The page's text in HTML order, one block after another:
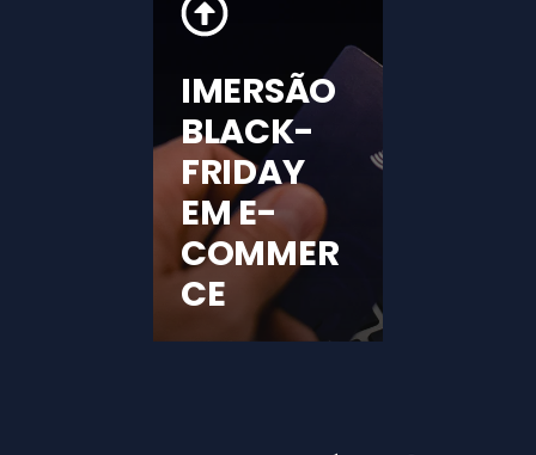
IMERSÃO
BLACK-
FRIDAY
EM E-
COMMER
CE